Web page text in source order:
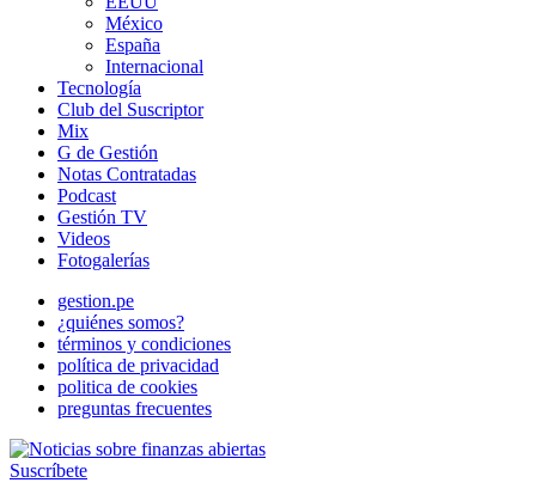
México
España
Internacional
Tecnología
Club del Suscriptor
Mix
G de Gestión
Notas Contratadas
Podcast
Gestión TV
Videos
Fotogalerías
gestion.pe
¿quiénes somos?
términos y condiciones
política de privacidad
politica de cookies
preguntas frecuentes
Suscríbete